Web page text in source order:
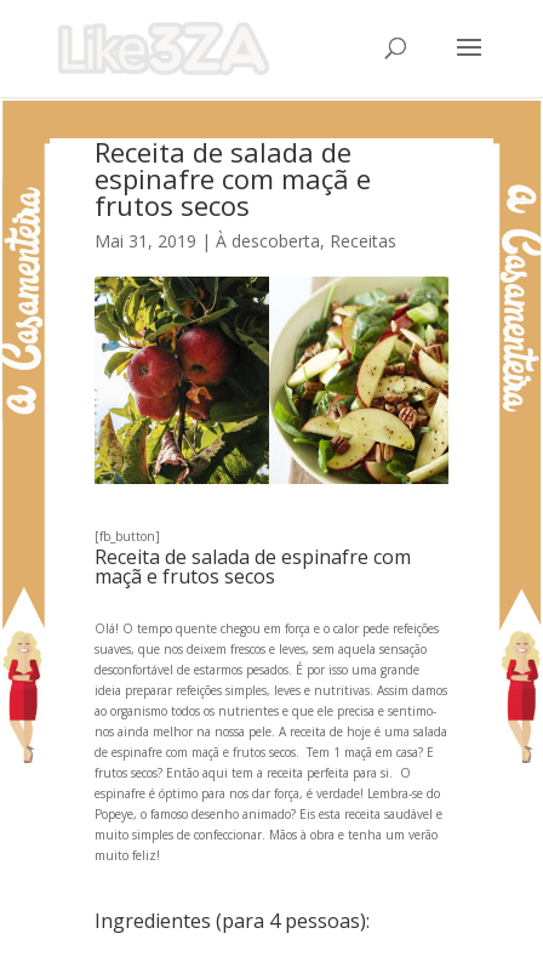
Receita de salada de
espinafre com maçã e
frutos secos
Mai 31, 2019 | À descoberta, Receitas
[fb_button]
Receita de salada de espinafre com
maçã e frutos secos
Olá! O tempo quente chegou em força e o calor pede refeições
suaves, que nos deixem frescos e leves, sem aquela sensação
desconfortável de estarmos pesados. É por isso uma grande
ideia preparar refeições simples, leves e nutritivas. Assim damos
ao organismo todos os nutrientes e que ele precisa e sentimo-
nos ainda melhor na nossa pele. A receita de hoje é uma salada
de espinafre com maçã e frutos secos. Tem 1 maçã em casa? E
frutos secos? Então aqui tem a receita perfeita para si. O
espinafre é óptimo para nos dar força, é verdade! Lembra-se do
Popeye, o famoso desenho animado? Eis esta receita saudável e
muito simples de confeccionar. Mãos à obra e tenha um verão
muito feliz!
Ingredientes (para 4 pessoas):